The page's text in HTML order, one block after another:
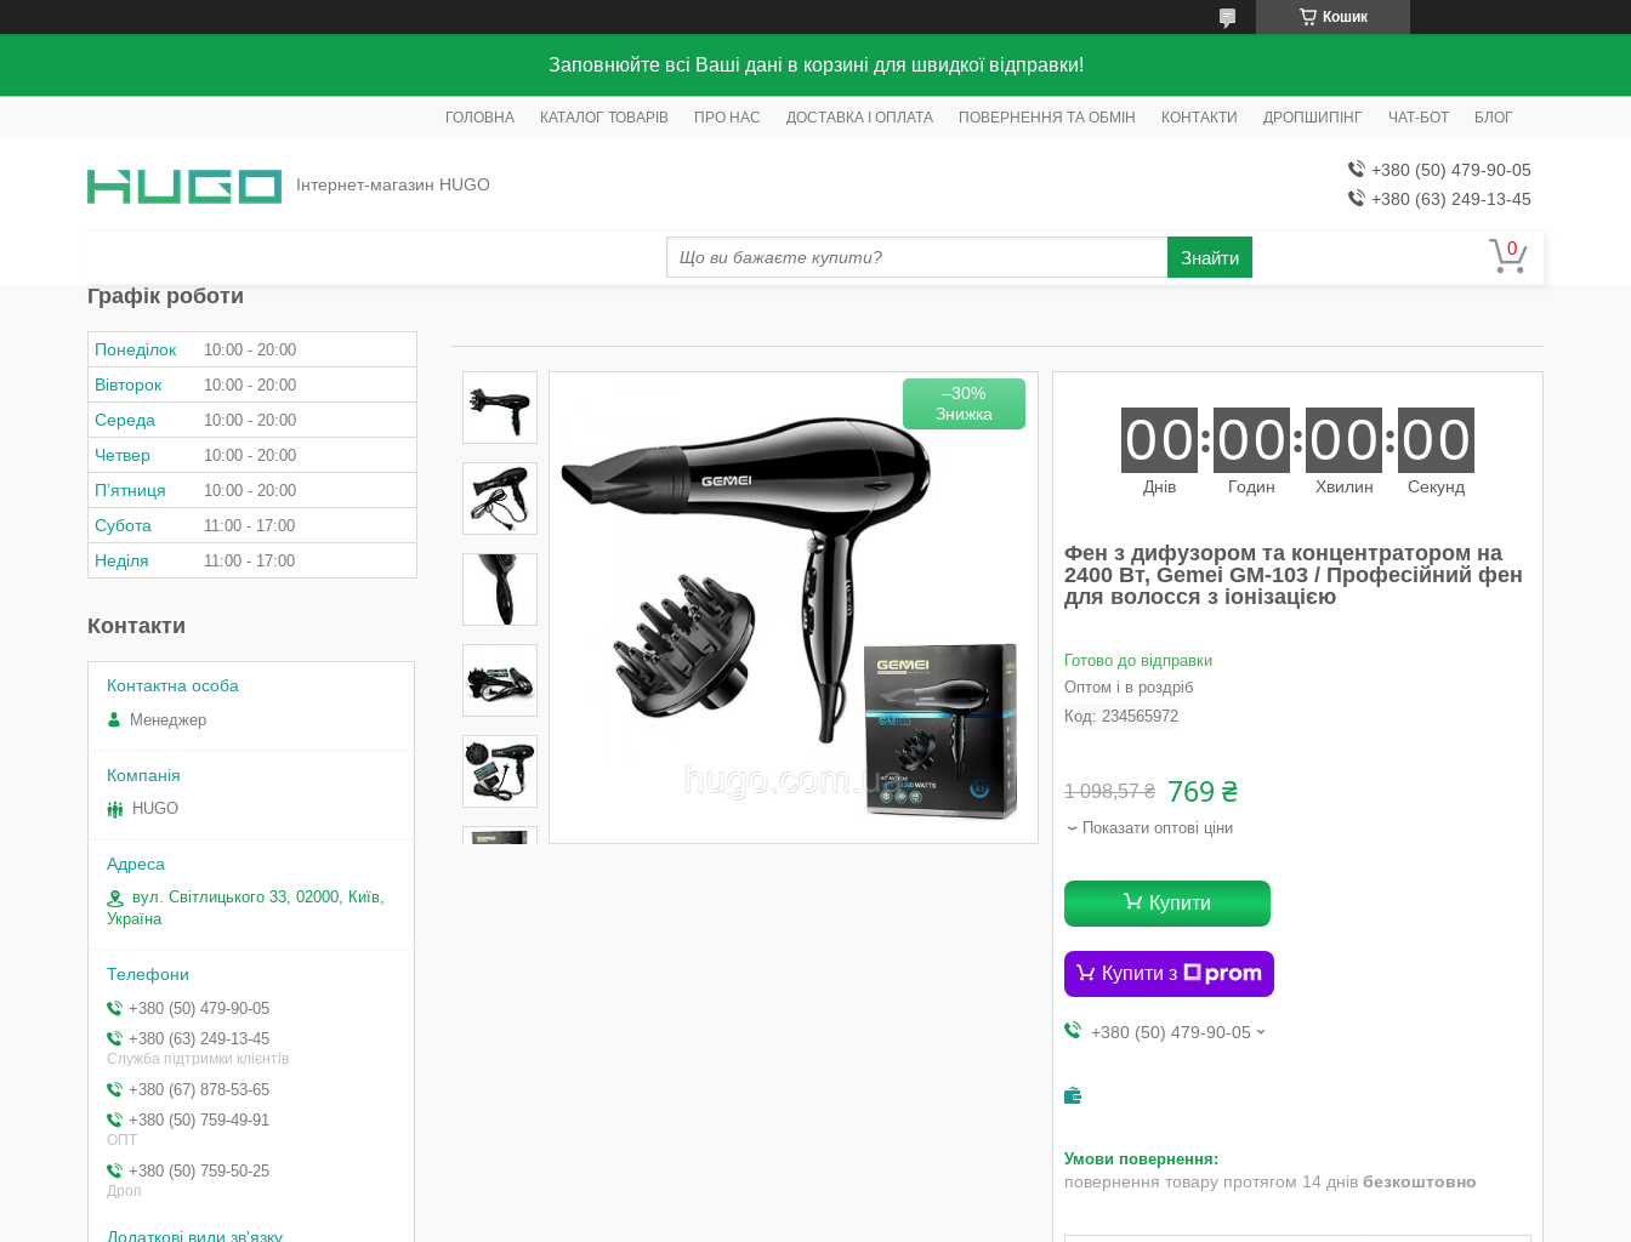
Кошик
Заповнюйте всі Ваші дані в корзині для швидкої відправки!
ГОЛОВНА КАТАЛОГ ТОВАРІВ ПРО НАС ДОСТАВКА І ОПЛАТА ПОВЕРНЕННЯ ТА ОБМІН КОНТАКТИ ДРОПШИПІНГ ЧАТ-БОТ БЛОГ
Інтернет-магазин HUGO
+380 (50) 479-90-05
+380 (63) 249-13-45
Знайти
–30%
00
Днів
00
Годин
00
Хвилин
00
Секунд
Фен з дифузором та концентратором на
2400 Вт, Gemei GM-103 / Професійний фен
для волосся з іонізацією
Готово до відправки
Оптом і в роздріб
Код: 234565972
1 098,57 ₴ 769 ₴
Показати оптові ціни
Купити
Купити з
+380 (50) 479-90-05
повернення товару протягом 14 днів безкоштовно
Графік роботи
Понеділок 10:00 20:00
Вівторок 10:00 20:00
Середа 10:00 20:00
Четвер 10:00 20:00
Пʼятниця 10:00 20:00
Субота 11:00 17:00
Неділя 11:00 17:00
Контакти
Менеджер
HUGO
вул. Світлицького 33, 02000, Київ,
Україна
+380 (50) 479-90-05
+380 (63) 249-13-45
Служба підтримки клієнтів
+380 (67) 878-53-65
+380 (50) 759-49-91
ОПТ
+380 (50) 759-50-25
Дроп